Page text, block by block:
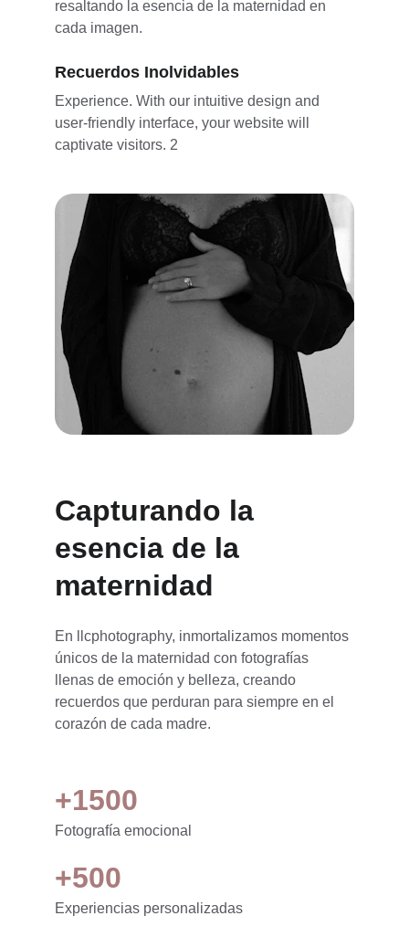
resaltando la esencia de la maternidad en
cada imagen.
Recuerdos Inolvidables
Experience. With our intuitive design and
user-friendly interface, your website will
captivate visitors. 2
Capturando la
esencia de la
maternidad
En llcphotography, inmortalizamos momentos
únicos de la maternidad con fotografías
llenas de emoción y belleza, creando
recuerdos que perduran para siempre en el
corazón de cada madre.
+1500
+500
Experiencias personalizadas
Fotografía emocional